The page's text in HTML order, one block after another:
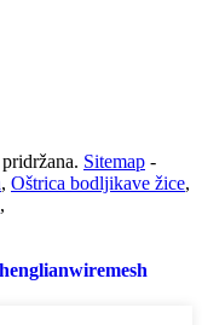
Sitemap -
, Oštrica bodljikave žice,
,
henglianwiremesh